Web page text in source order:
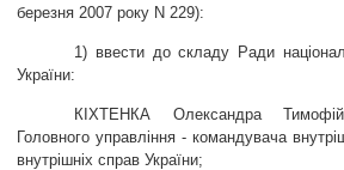
ЗВЕРНЕННЯ ГРОМАДЯН
Звернення громадян
Електронне звернення
ДОСТУП ДО ПУБЛІЧНОЇ ІНФОРМАЦІЇ
березня 2007 року N 229):
1) ввести до складу Ради
України:
КІХТЕНКА Олександра
Головного управління - командувача
внутрішніх справ України;